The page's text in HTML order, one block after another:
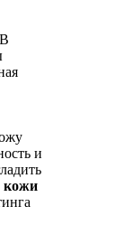
и
кожи